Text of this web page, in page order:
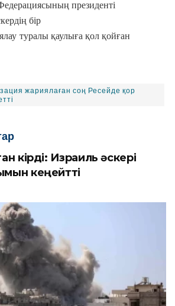
президенті
бір
туралы қаулыға қол қойған
жариялаған соң Ресейде қор
кірді: Израиль әскері
кеңейтті